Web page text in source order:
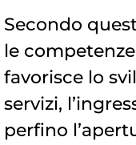
Secondo
le
favorisce lo
servizi,
perfino